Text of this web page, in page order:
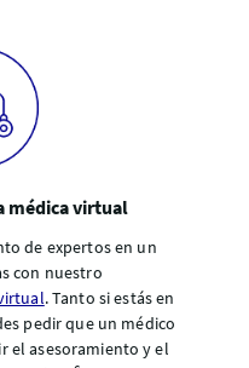
médica virtual
de expertos en un
con nuestro
. Tanto si estás en
pedir que un médico
el asesoramiento y el